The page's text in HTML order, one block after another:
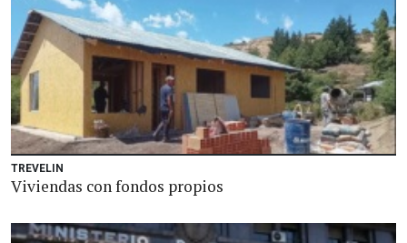
TREVELIN
Viviendas con fondos propios